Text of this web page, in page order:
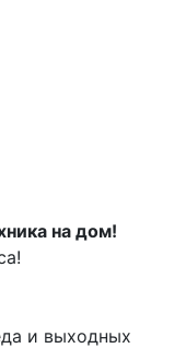
на дом!
и выходных